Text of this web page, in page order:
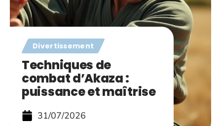
Divertissement
Techniques de
combat d’Akaza :
puissance et maîtrise
31/07/2026